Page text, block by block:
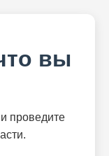
вы
проведите